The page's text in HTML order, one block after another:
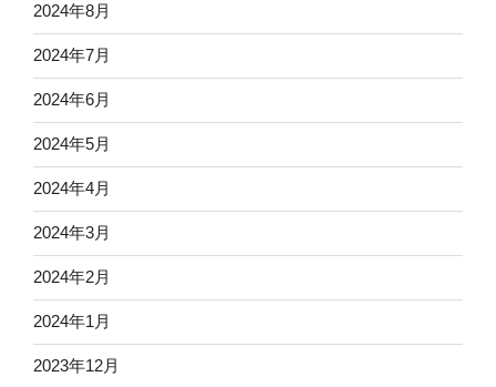
2024年8月
2024年7月
2024年6月
2024年5月
2024年4月
2024年3月
2024年2月
2024年1月
2023年12月